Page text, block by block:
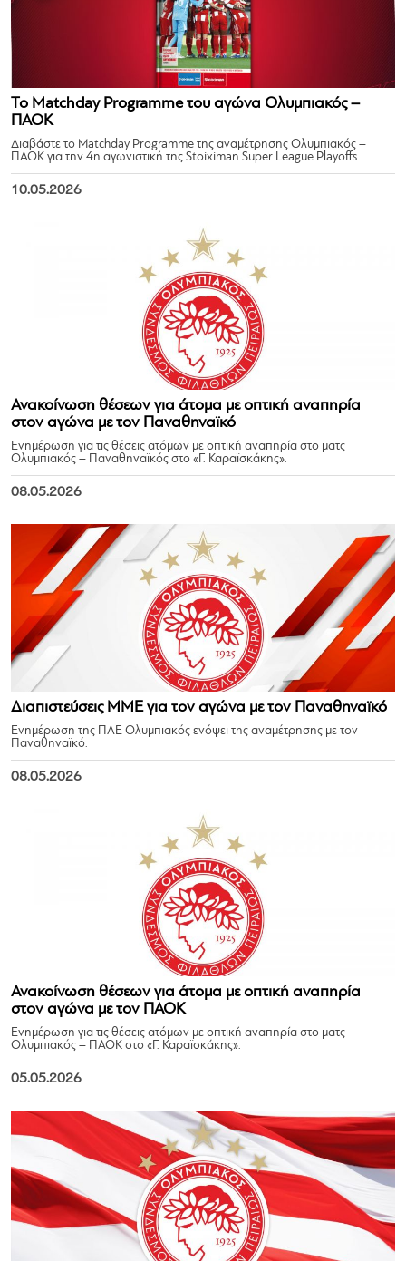
Το Matchday Programme του αγώνα Ολυμπιακός –
ΠΑΟΚ
Διαβάστε το Matchday Programme της αναμέτρησης Ολυμπιακός –
ΠΑΟΚ για την 4η αγωνιστική της Stoiximan Super League Playoffs.
10.05.2026
Ανακοίνωση θέσεων για άτομα με οπτική αναπηρία
στον αγώνα με τον Παναθηναϊκό
Ενημέρωση για τις θέσεις ατόμων με οπτική αναπηρία στο ματς
Ολυμπιακός – Παναθηναϊκός στο «Γ. Καραϊσκάκης».
08.05.2026
Διαπιστεύσεις ΜΜΕ για τον αγώνα με τον Παναθηναϊκό
Ενημέρωση της ΠΑΕ Ολυμπιακός ενόψει της αναμέτρησης με τον
Παναθηναϊκό.
08.05.2026
Ανακοίνωση θέσεων για άτομα με οπτική αναπηρία
στον αγώνα με τον ΠΑΟΚ
Ενημέρωση για τις θέσεις ατόμων με οπτική αναπηρία στο ματς
Ολυμπιακός – ΠΑΟΚ στο «Γ. Καραϊσκάκης».
05.05.2026